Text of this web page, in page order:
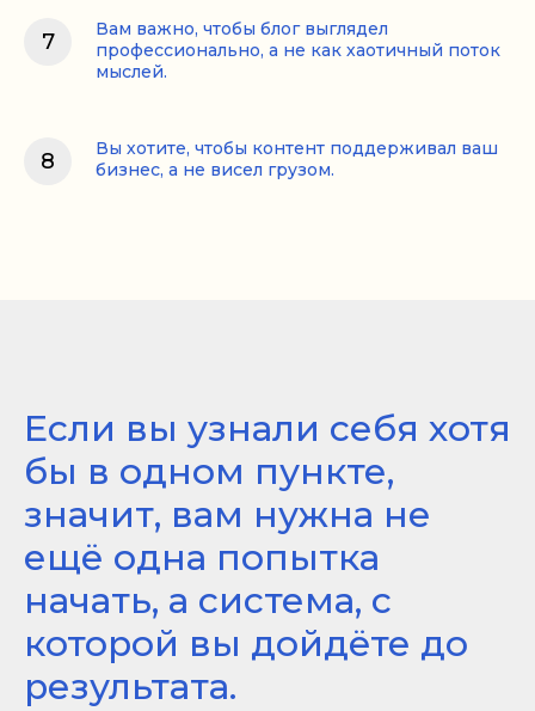
Вам важно, чтобы блог выглядел
профессионально, а не как хаотичный поток
мыслей.
Вы хотите, чтобы контент поддерживал ваш
бизнес, а не висел грузом.
Если вы узнали себя хотя
бы в одном пункте,
значит, вам нужна не
ещё одна попытка
начать, а система, с
которой вы дойдёте до
результата.